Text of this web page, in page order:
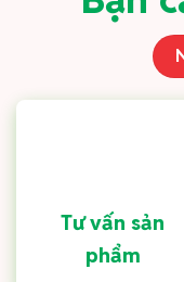
Tư vấn sản
phẩm